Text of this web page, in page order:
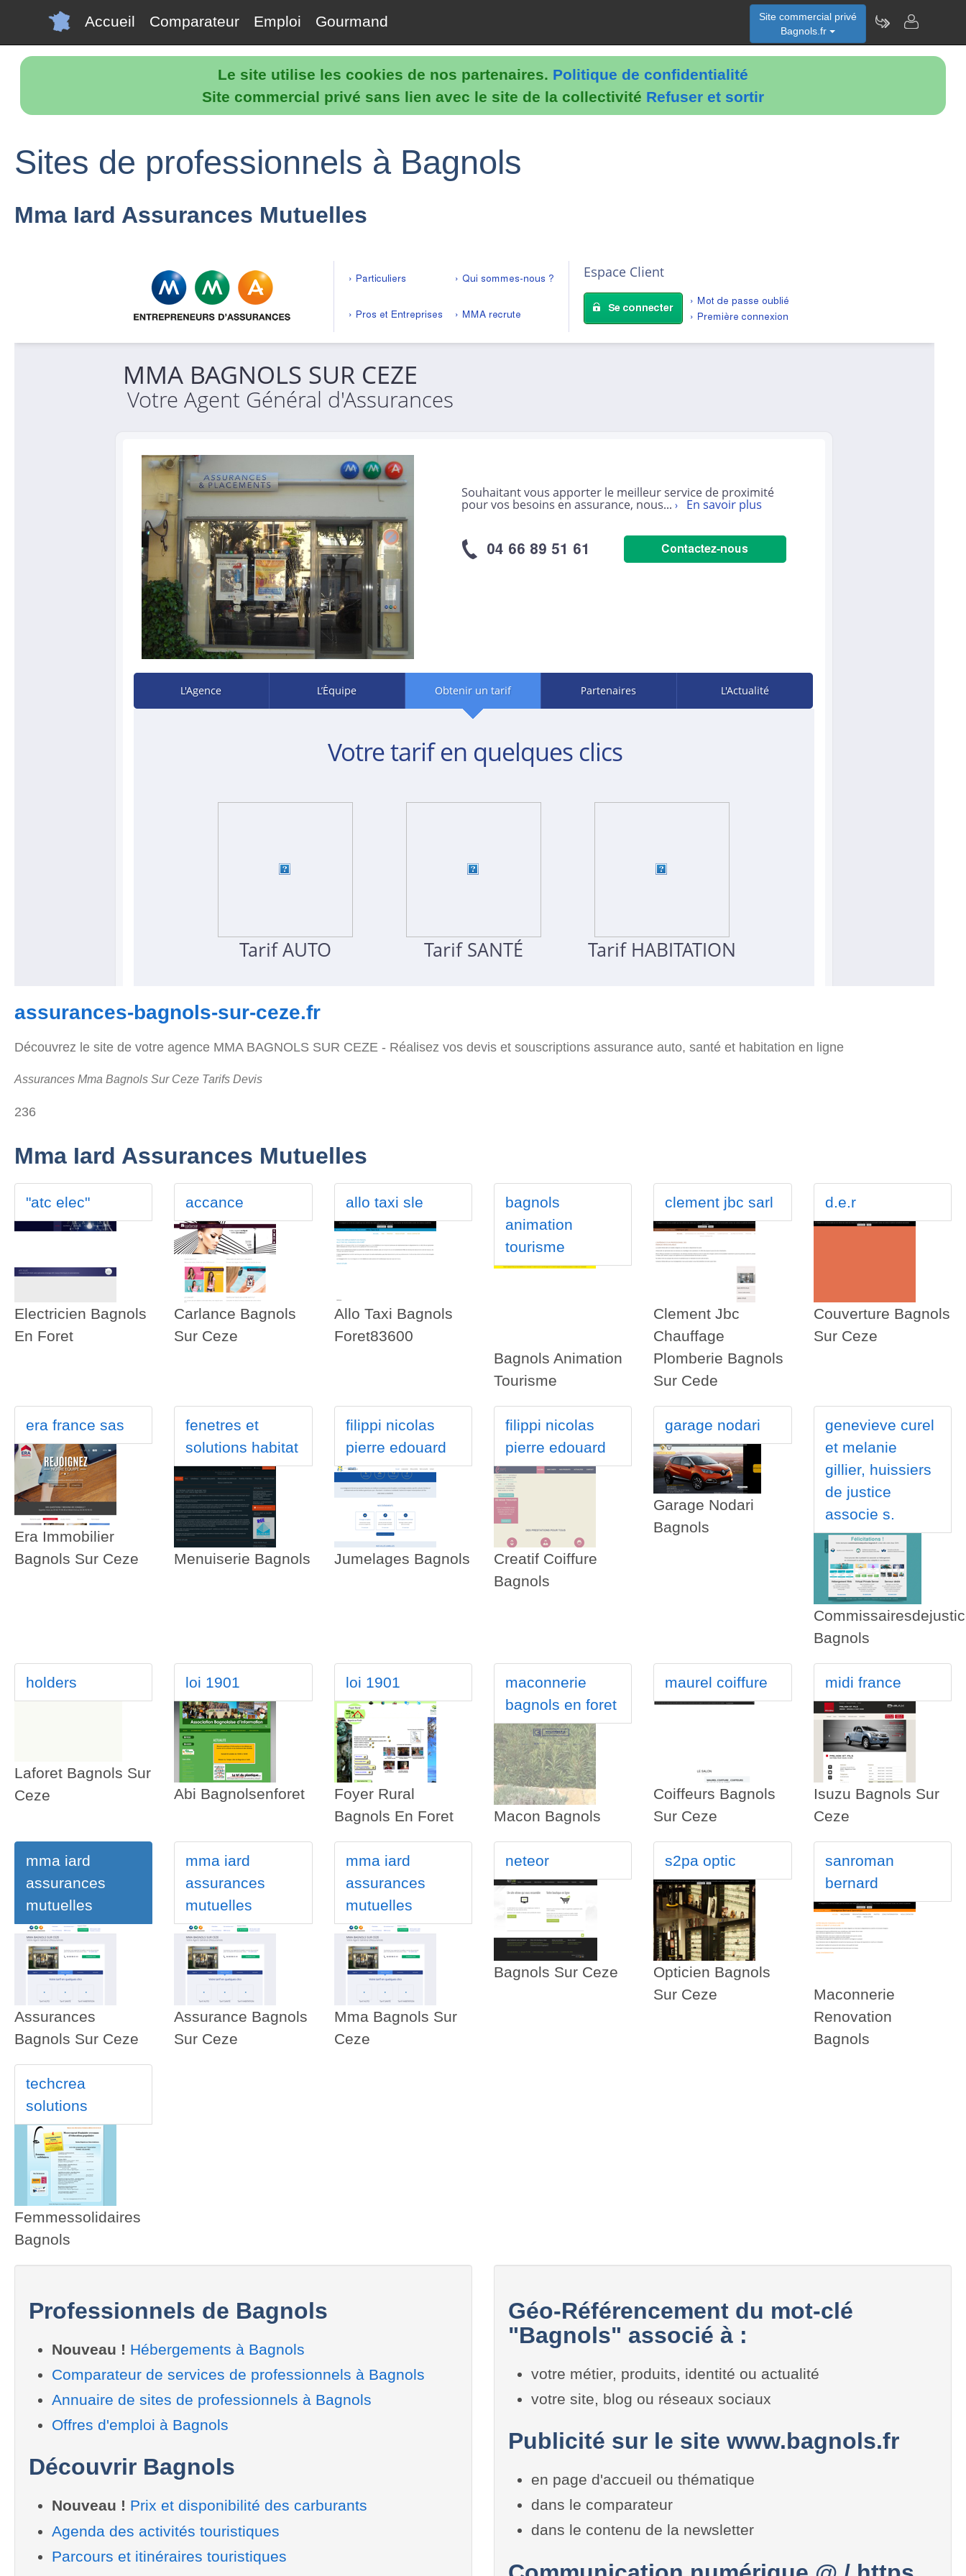
Le site utilise les cookies de nos partenaires. Politique de confidentialité
Site commercial privé sans lien avec le site de la collectivité Refuser et sortir
Accueil Comparateur Emploi Gourmand
Site commercial privé
Bagnols.fr
Sites de professionnels à Bagnols
Mma Iard Assurances Mutuelles
assurances-bagnols-sur-ceze.fr
Découvrez le site de votre agence MMA BAGNOLS SUR CEZE - Réalisez vos devis et souscriptions assurance auto, santé et habitation en ligne
Assurances Mma Bagnols Sur Ceze Tarifs Devis
236
Mma Iard Assurances Mutuelles
"atc elec"
Electricien Bagnols
En Foret
accance
Carlance Bagnols
Sur Ceze
allo taxi sle
Allo Taxi Bagnols
Foret83600
bagnols
animation
tourisme
Bagnols Animation
Tourisme
clement jbc sarl
Clement Jbc
Chauffage
Plomberie Bagnols
Sur Cede
d.e.r
Couverture Bagnols
Sur Ceze
era france sas
Era Immobilier
Bagnols Sur Ceze
fenetres et
solutions habitat
Menuiserie Bagnols
filippi nicolas
pierre edouard
Jumelages Bagnols
filippi nicolas
pierre edouard
Creatif Coiffure
Bagnols
garage nodari
Garage Nodari
Bagnols
genevieve curel
et melanie
gillier, huissiers
de justice
associe s.
Bagnols
holders
Laforet Bagnols Sur
Ceze
loi 1901
Abi Bagnolsenforet
loi 1901
Foyer Rural
Bagnols En Foret
maconnerie
bagnols en foret
Macon Bagnols
maurel coiffure
Coiffeurs Bagnols
Sur Ceze
midi france
Isuzu Bagnols Sur
Ceze
mma iard
assurances
mutuelles
Assurances
Bagnols Sur Ceze
mma iard
assurances
mutuelles
Assurance Bagnols
Sur Ceze
mma iard
assurances
mutuelles
Mma Bagnols Sur
Ceze
neteor
Bagnols Sur Ceze
s2pa optic
Opticien Bagnols
Sur Ceze
sanroman
bernard
Maconnerie
Renovation
Bagnols
techcrea
solutions
Femmessolidaires
Bagnols
Professionnels de Bagnols
Nouveau ! Hébergements à Bagnols
Comparateur de services de professionnels à Bagnols
Annuaire de sites de professionnels à Bagnols
Offres d'emploi à Bagnols
Découvrir Bagnols
Nouveau ! Prix et disponibilité des carburants
Agenda des activités touristiques
Parcours et itinéraires touristiques
Géo-Référencement du mot-clé
"Bagnols" associé à :
votre métier, produits, identité ou actualité
votre site, blog ou réseaux sociaux
Publicité sur le site www.bagnols.fr
en page d'accueil ou thématique
dans le comparateur
dans le contenu de la newsletter